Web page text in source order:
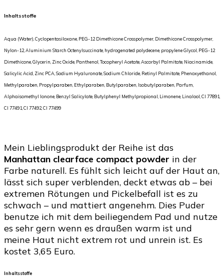
Inhaltsstoffe
Aqua (Water), Cyclopentasiloxane, PEG-12 Dimethicone Crosspolymer, Dimethicone Crosspolymer,
Nylon-12, Aluminium Starch Octenylsuccinate, hydrogenated polydecene, propylene Glycol, PEG-12
Dimethicone, Glycerin, Zinc Oxide, Panthenol, Tocopheryl Acetate, Ascorbyl Palmitate, Niacinamide,
Salicylic Acid, Zinc PCA, Sodium Hyaluronate, Sodium Chloride, Retinyl Palmitate, Phenoxyethanol,
Methylparaben, Propylparaben, Ethylparaben, Butylparaben, Isobutylparaben, Parfum,
Alphaisomethyl Ionone, Benzyl Salicylate, Butylphenyl Methylpropional, Limonene, Linalool, CI 77891,
CI 77491, CI 77492, CI 77499
Mein Lieblingsprodukt der Reihe ist das
Manhattan clearface compact powder in der
Farbe naturell. Es fühlt sich leicht auf der Haut an,
lässt sich super verblenden, deckt etwas ab – bei
extremen Rötungen und Pickelbefall ist es zu
schwach – und mattiert angenehm. Dies Puder
benutze ich mit dem beiliegendem Pad und nutze
es sehr gern wenn es draußen warm ist und
meine Haut nicht extrem rot und unrein ist. Es
kostet 3,65 Euro.
Inhaltsstoffe